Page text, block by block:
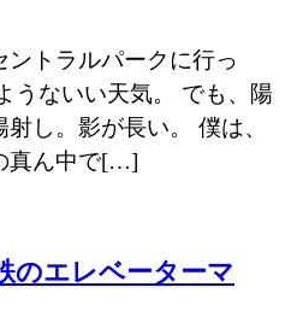
トラルパークに行っ
うないい天気。 でも、陽
し。影が長い。 僕は、
真ん中で[…]
のエレベーターマ